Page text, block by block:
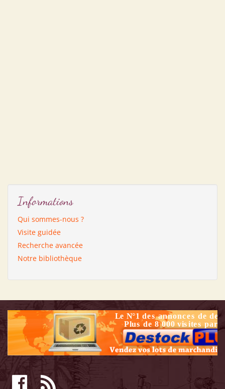
Informations
Qui sommes-nous ?
Visite guidée
Recherche avancée
Notre bibliothèque